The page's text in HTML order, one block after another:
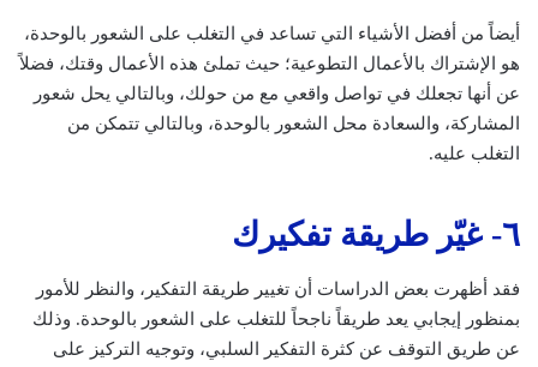
أيضاً من أفضل الأشياء التي تساعد في التغلب على الشعور بالوحدة،
هو الإشتراك بالأعمال التطوعية؛ حيث تملئ هذه الأعمال وقتك، فضلاً
عن أنها تجعلك في تواصل واقعي مع من حولك، وبالتالي يحل شعور
المشاركة، والسعادة محل الشعور بالوحدة، وبالتالي تتمكن من
التغلب عليه.
٦- غيّر طريقة تفكيرك
فقد أظهرت بعض الدراسات أن تغيير طريقة التفكير، والنظر للأمور
بمنظور إيجابي يعد طريقاً ناجحاً للتغلب على الشعور بالوحدة. وذلك
عن طريق التوقف عن كثرة التفكير السلبي، وتوجيه التركيز على